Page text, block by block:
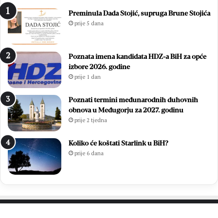
i
i
o
r
i
i
f
i
n
a
l
e
L
Preminula Dada Stojić, supruga Brune Stojića
prije 5 dana
Poznata imena kandidata HDZ-a BiH za opće
izbore 2026. godine
prije 1 dan
Poznati termini međunarodnih duhovnih
obnova u Međugorju za 2027. godinu
prije 2 tjedna
Koliko će koštati Starlink u BiH?
prije 6 dana